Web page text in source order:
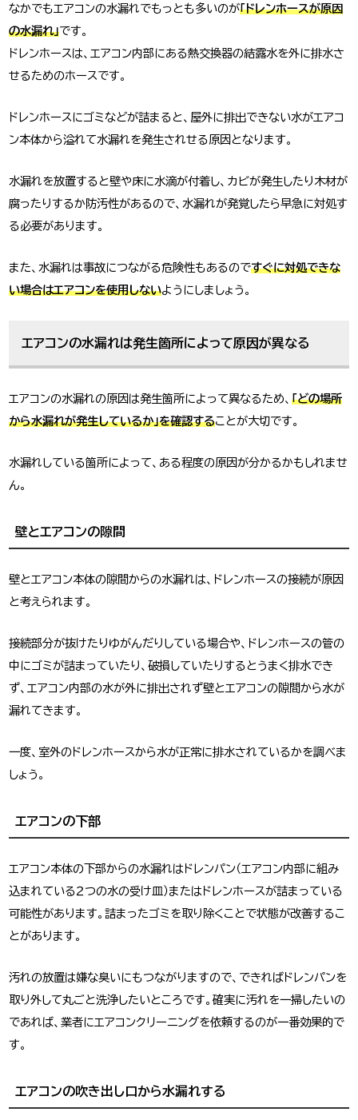
なかでもエアコンの水漏れでもっとも多いのが「ドレンホースが原因
の水漏れ」です。
ドレンホースは、エアコン内部にある熱交換器の結露水を外に排水さ
せるためのホースです。
ドレンホースにゴミなどが詰まると、屋外に排出できない水がエアコ
ン本体から溢れて水漏れを発生されせる原因となります。
水漏れを放置すると壁や床に水滴が付着し、カビが発生したり木材が
腐ったりするか防汚性があるので、水漏れが発覚したら早急に対処す
る必要があります。
また、水漏れは事故につながる危険性もあるのですぐに対処できな
い場合はエアコンを使用しないようにしましょう。
エアコンの水漏れは発生箇所によって原因が異なる
エアコンの水漏れの原因は発生箇所によって異なるため、「どの場所
から水漏れが発生しているか」を確認することが大切です。
水漏れしている箇所によって、ある程度の原因が分かるかもしれませ
ん。
壁とエアコンの隙間
壁とエアコン本体の隙間からの水漏れは、ドレンホースの接続が原因
と考えられます。
接続部分が抜けたりゆがんだりしている場合や、ドレンホースの管の
中にゴミが詰まっていたり、破損していたりするとうまく排水でき
ず、エアコン内部の水が外に排出されず壁とエアコンの隙間から水が
漏れてきます。
一度、室外のドレンホースから水が正常に排水されているかを調べま
しょう。
エアコンの下部
エアコン本体の下部からの水漏れはドレンパン（エアコン内部に組み
込まれている２つの水の受け皿）またはドレンホースが詰まっている
可能性があります。詰まったゴミを取り除くことで状態が改善するこ
とがあります。
汚れの放置は嫌な臭いにもつながりますので、できればドレンパンを
取り外して丸ごと洗浄したいところです。確実に汚れを一掃したいの
であれば、業者にエアコンクリーニングを依頼するのが一番効果的で
す。
エアコンの吹き出し口から水漏れする